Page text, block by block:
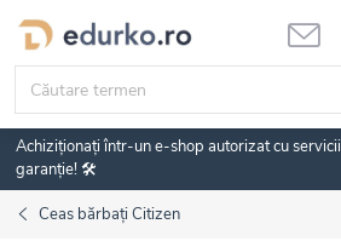
Treci
conținut
Achiziționați într-un e-shop autorizat cu
garanție! 🛠️
Ceas bărbați Citizen